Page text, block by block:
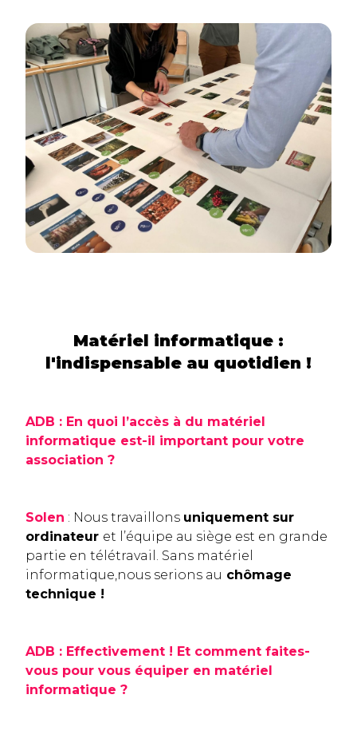
Matériel informatique :
l'indispensable au quotidien !
ADB : En quoi l’accès à du matériel
informatique est-il important pour votre
association ?
Solen : Nous travaillons uniquement sur
ordinateur et l’équipe au siège est en grande
partie en télétravail. Sans matériel
informatique,nous serions au chômage
technique !
ADB : Effectivement ! Et comment faites-
vous pour vous équiper en matériel
informatique ?